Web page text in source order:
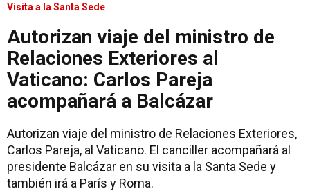
Visita a la Santa Sede
Autorizan viaje del ministro de
Relaciones Exteriores al
Vaticano: Carlos Pareja
acompañará a Balcázar
Autorizan viaje del ministro de Relaciones Exteriores,
Carlos Pareja, al Vaticano. El canciller acompañará al
presidente Balcázar en su visita a la Santa Sede y
también irá a París y Roma.